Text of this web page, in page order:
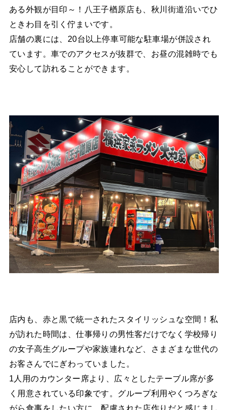
ある外観が目印～！八王子楢原店も、秋川街道沿いでひ
ときわ目を引く佇まいです。
店舗の裏には、20台以上停車可能な駐車場が併設され
ています。車でのアクセスが抜群で、お昼の混雑時でも
安心して訪れることができます。
店内も、赤と黒で統一されたスタイリッシュな空間！私
が訪れた時間は、仕事帰りの男性客だけでなく学校帰り
の女子高生グループや家族連れなど、さまざまな世代の
お客さんでにぎわっていました。
1人用のカウンター席より、広々としたテーブル席が多
く用意されている印象です。グループ利用やくつろぎな
がら食事をしたい方に、配慮された店作りだと感じまし